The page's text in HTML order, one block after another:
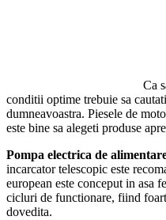
Ca
conditii optime trebuie sa
dumneavoastra. Piesele de
este bine sa alegeti produse
Pompa electrica de
incarcator telescopic este
european este conceput in asa
cicluri de functionare, fiind
dovedita.